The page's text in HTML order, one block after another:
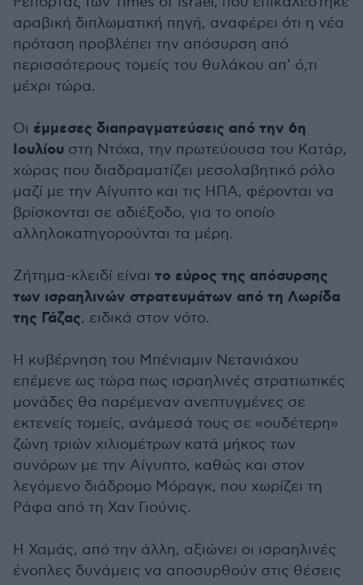
αραβική διπλωματική πηγή, αναφέρει ότι η νέα
πρόταση προβλέπει την απόσυρση από
περισσότερους τομείς του θυλάκου απ’ ό,τι
μέχρι τώρα.
Οι έμμεσες διαπραγματεύσεις από την 6η
Ιουλίου στη Ντόχα, την πρωτεύουσα του Κατάρ,
χώρας που διαδραματίζει μεσολαβητικό ρόλο
μαζί με την Αίγυπτο και τις ΗΠΑ, φέρονται να
βρίσκονται σε αδιέξοδο, για το οποίο
αλληλοκατηγορούνται τα μέρη.
Ζήτημα-κλειδί είναι το εύρος της απόσυρσης
των ισραηλινών στρατευμάτων από τη Λωρίδα
της Γάζας, ειδικά στον νότο.
Η κυβέρνηση του Μπένιαμιν Νετανιάχου
επέμενε ως τώρα πως ισραηλινές στρατιωτικές
μονάδες θα παρέμεναν ανεπτυγμένες σε
εκτενείς τομείς, ανάμεσά τους σε «ουδέτερη»
ζώνη τριών χιλιομέτρων κατά μήκος των
συνόρων με την Αίγυπτο, καθώς και στον
λεγόμενο διάδρομο Μόραγκ, που χωρίζει τη
Ράφα από τη Χαν Γιούνις.
Η Χαμάς, από την άλλη, αξιώνει οι ισραηλινές
ένοπλες δυνάμεις να αποσυρθούν στις θέσεις